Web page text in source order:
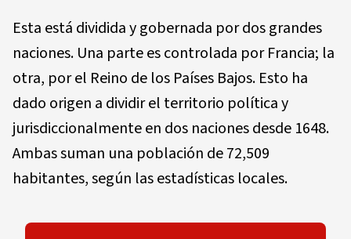
Esta está dividida y gobernada por dos grandes
naciones. Una parte es controlada por Francia; la
otra, por el Reino de los Países Bajos. Esto ha
dado origen a dividir el territorio política y
jurisdiccionalmente en dos naciones desde 1648.
Ambas suman una población de 72,509
habitantes, según las estadísticas locales.